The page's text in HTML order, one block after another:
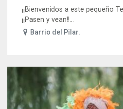
¡¡Bienvenidos a este pequeño
¡¡Pasen y vean!!...
Barrio del Pilar.